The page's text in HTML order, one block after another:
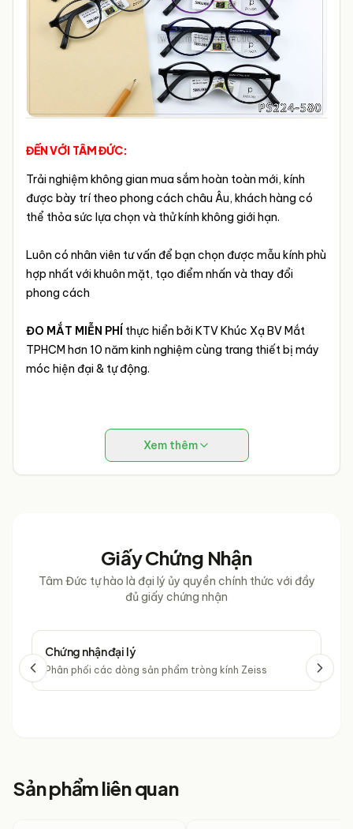
ĐẾN VỚI TÂM ĐỨC:
Trải nghiệm không gian mua sắm hoàn toàn mới, kính
được bày trí theo phong cách châu Âu, khách hàng có
thể thỏa sức lựa chọn và thử kính không giới hạn.
Luôn có nhân viên tư vấn để bạn chọn được mẫu kính phù
hợp nhất với khuôn mặt, tạo điểm nhấn và thay đổi
phong cách
ĐO MẮT MIỄN PHÍ thực hiển bởi KTV Khúc Xạ BV Mắt
TPHCM hơn 10 năm kinh nghiệm cùng trang thiết bị máy
móc hiện đại & tự động.
Xem thêm
Giấy Chứng Nhận
Tâm Đức tự hào là đại lý ủy quyền chính thức với đầy
đủ giấy chứng nhận
Chứng nhận đại lý
Phân phối các dòng sản phẩm tròng kính Zeiss
Sản phẩm liên quan